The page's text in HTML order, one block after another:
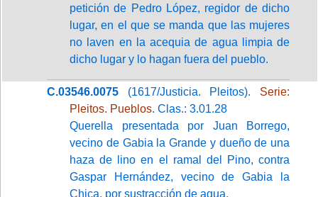
petición de Pedro López, regidor de dicho
lugar, en el que se manda que las mujeres
no laven en la acequia de agua limpia de
dicho lugar y lo hagan fuera del pueblo.
C.03546.0075 (1617/Justicia. Pleitos). Serie:
Pleitos. Pueblos. Clas.: 3.01.28
Querella presentada por Juan Borrego,
vecino de Gabia la Grande y dueño de una
haza de lino en el ramal del Pino, contra
Gaspar Hernández, vecino de Gabia la
Chica, por sustracción de agua.